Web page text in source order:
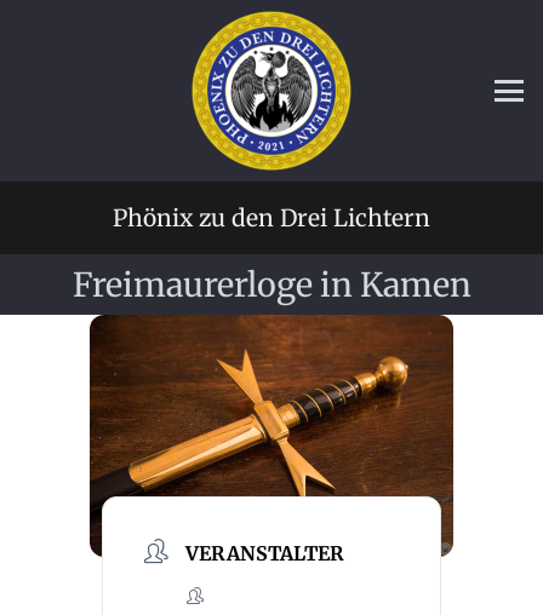
Phönix zu den Drei Lichtern
Freimaurerloge in Kamen
VERANSTALTER